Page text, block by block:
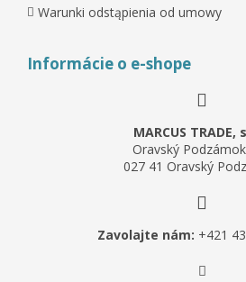
Warunki odstąpienia od umowy
Informácie o e-shope
MARCUS TRADE,
Oravský
027 41 Oravský
Zavolajte nám: +421